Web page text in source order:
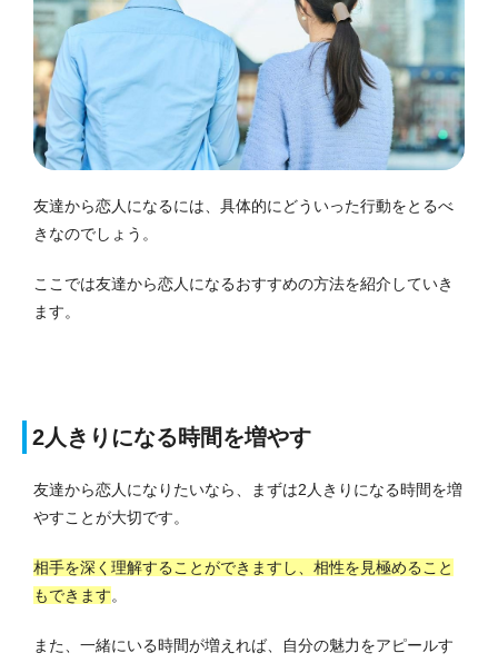
友達から恋人になるには、具体的にどういった行動をとるべ
きなのでしょう。
ここでは友達から恋人になるおすすめの方法を紹介していき
ます。
2人きりになる時間を増やす
友達から恋人になりたいなら、まずは2人きりになる時間を増
やすことが大切です。
相手を深く理解することができますし、相性を見極めること
もできます。
また、一緒にいる時間が増えれば、自分の魅力をアピールす